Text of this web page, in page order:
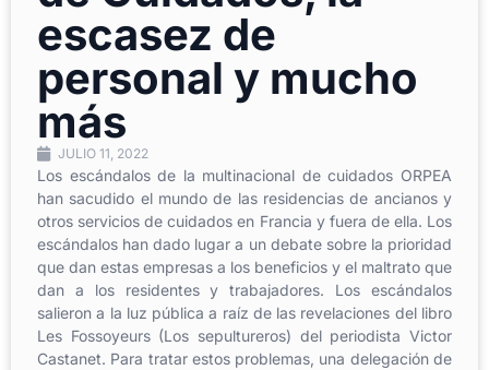
escasez de
personal y mucho
más
JULIO 11, 2022
Los escándalos de la multinacional de cuidados ORPEA
han sacudido el mundo de las residencias de ancianos y
otros servicios de cuidados en Francia y fuera de ella. Los
escándalos han dado lugar a un debate sobre la prioridad
que dan estas empresas a los beneficios y el maltrato que
dan a los residentes y trabajadores. Los escándalos
salieron a la luz pública a raíz de las revelaciones del libro
Les Fossoyeurs (Los sepultureros) del periodista Victor
Castanet. Para tratar estos problemas, una delegación de